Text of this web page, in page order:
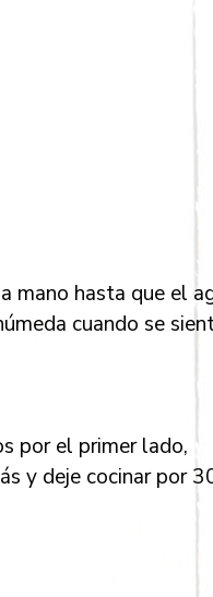
mano hasta que el
cuando se
por el primer lado,
y deje cocinar por